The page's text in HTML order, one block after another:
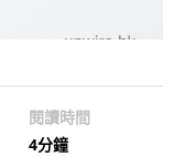
閱讀時間
4分鐘